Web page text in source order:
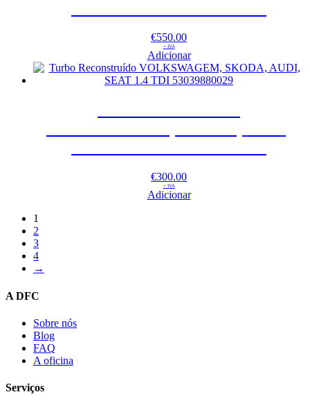
€550.00
+ IVA
Adicionar
€300.00
+ IVA
Adicionar
1
2
3
4
→
A DFC
Sobre nós
Blog
FAQ
A oficina
Serviços